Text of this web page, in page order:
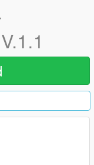
V.1.1